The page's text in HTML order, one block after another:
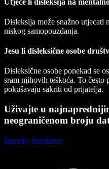
Disleksija može snažno utjecati
niskog samopouzdanja.
Jesu li disleksične osobe
Disleksične osobe ponekad se
sram njihovih teškoća. To često
pokušavaju sakriti od prijatelja.
Uživajte u
neograničenom broju
Isprobaj besplatno